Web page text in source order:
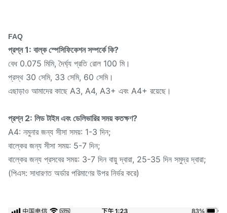
FAQ
প্রশ্ন 1: বাল্ক স্পেসিফিকেশন সম্পর্কে কি?
বেধ 0.075 মিমি, দৈর্ঘ্য প্রতি রোল 100 মি।
প্রস্থ 30 সেমি, 33 সেমি, 60 সেমি।
এছাড়াও আমাদের কাছে A3, A4, A3+ এবং A4+ রয়েছে।
প্রশ্ন 2: লিড টাইম এবং ডেলিভারির সময় কতক্ষণ?
A4: নমুনার জন্য সীসা সময়: 1-3 দিন;
বাল্কের জন্য সীসা সময়: 5-7 দিন;
বাল্কের জন্য প্রসবের সময়: 3-7 দিন বায়ু দ্বারা, 25-35 দিন সমুদ্র দ্বারা;
(পিএস: সাধারণত অর্ডার পরিমাণের উপর নির্ভর করে)